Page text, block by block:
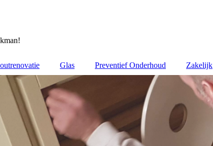
Glas Preventief Onderhoud Zakelijk